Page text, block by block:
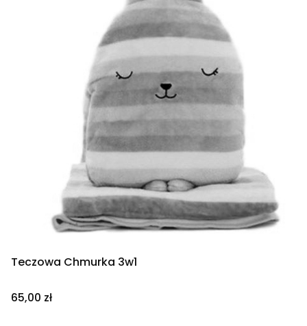
Teczowa Chmurka 3w1
Cena
65,00 zł